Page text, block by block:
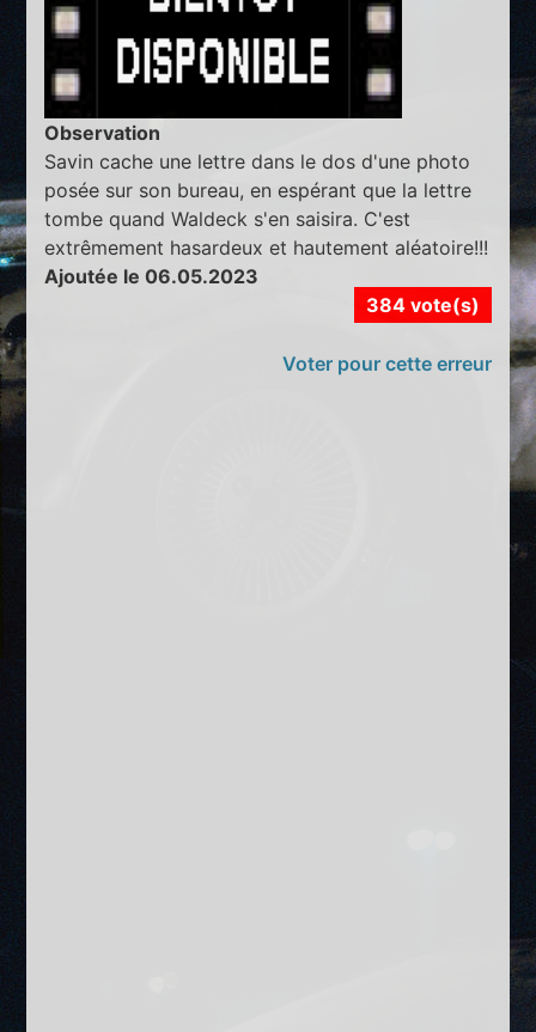
Observation
Savin cache une lettre dans le dos d'une photo
posée sur son bureau, en espérant que la lettre
tombe quand Waldeck s'en saisira. C'est
extrêmement hasardeux et hautement aléatoire!!!
Ajoutée le 06.05.2023
384 vote(s)
Voter pour cette erreur